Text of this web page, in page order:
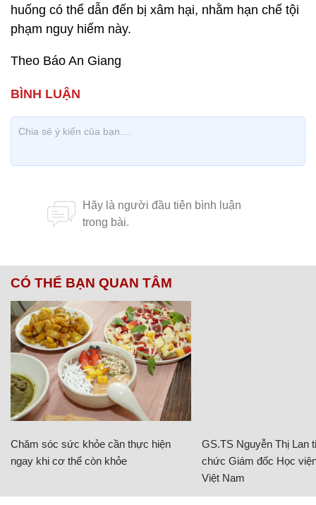
huống có thể dẫn đến bị xâm hại, nhằm hạn chế tội
phạm nguy hiểm này.
Theo Báo An Giang
CÓ THỂ BẠN QUAN TÂM
Chăm sóc sức khỏe cần thực hiện
ngay khi cơ thể còn khỏe
GS.TS Nguyễn Thị Lan
chức Giám đốc Học
Việt Nam